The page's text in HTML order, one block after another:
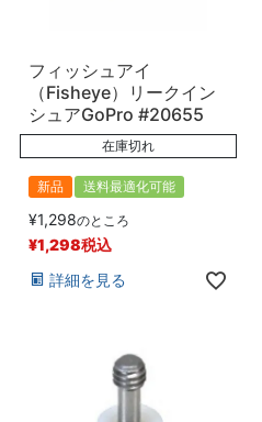
フィッシュアイ
（Fisheye）リークイン
シュアGoPro #20655
在庫切れ
新品 送料最適化可能
¥1,298のところ
¥1,298税込
詳細を見る